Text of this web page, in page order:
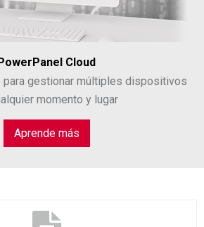
PowerPanel Cloud
para gestionar múltiples dispositivos
momento y lugar
Aprende más